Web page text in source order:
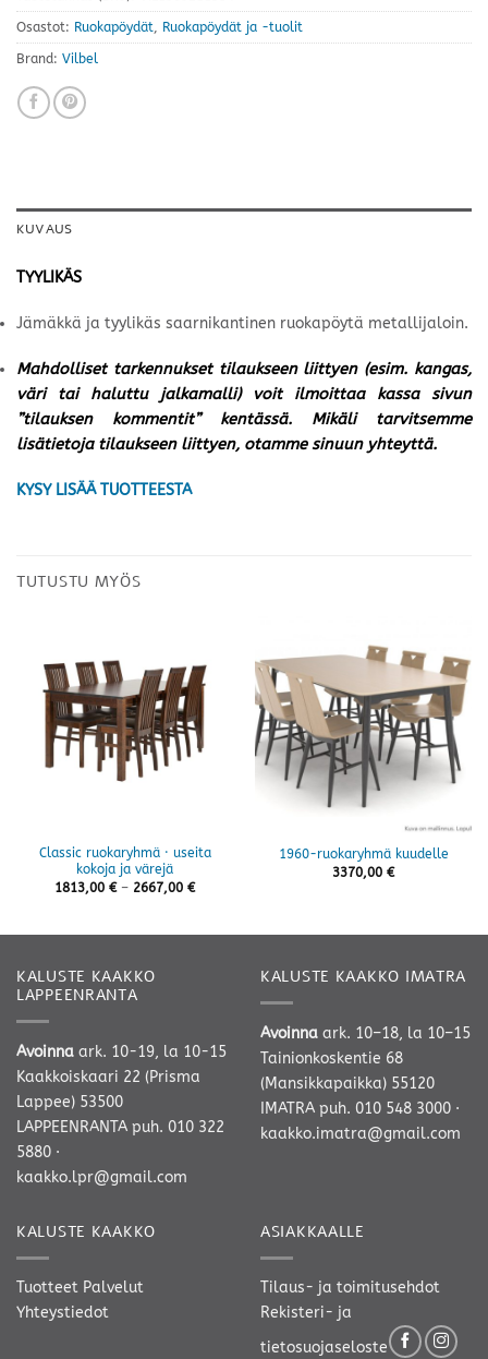
Osastot: Ruokapöydät Ruokapöydät ja -tuolit
Brand: Vilbel
KUVAUS
TYYLIKÄS
Jämäkkä ja tyylikäs saarnikantinen ruokapöytä metallijaloin.
Mahdolliset tarkennukset tilaukseen liittyen (esim. kangas,
väri tai haluttu jalkamalli) voit ilmoittaa kassa sivun
”tilauksen kommentit” kentässä. Mikäli tarvitsemme
lisätietoja tilaukseen liittyen, otamme sinuun yhteyttä.
KYSY LISÄÄ TUOTTEESTA
TUTUSTU MYÖS
Classic ruokaryhmä · useita
kokoja ja värejä
1813,00 € – 2667,00 €Hintaluokka:
1960-ruokaryhmä kuudelle
3370,00 €
KALUSTE KAAKKO
LAPPEENRANTA
Avoinna ark. 10-19, la 10-15
Kaakkoiskaari 22 (Prisma
Lappee) 53500
LAPPEENRANTA puh. 010 322
5880 ·
kaakko.lpr@gmail.com
KALUSTE KAAKKO IMATRA
Avoinna ark. 10–18, la 10–15
Tainionkoskentie 68
(Mansikkapaikka) 55120
IMATRA puh. 010 548 3000 ·
kaakko.imatra@gmail.com
KALUSTE KAAKKO
Tuotteet Palvelut
Yhteystiedot
ASIAKKAALLE
Tilaus- ja toimitusehdot
Rekisteri- ja
tietosuojaseloste